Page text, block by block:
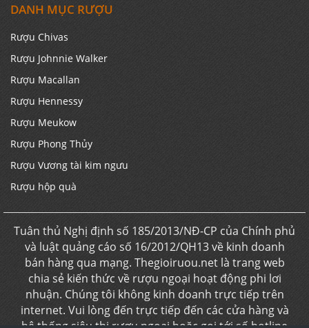
DANH MỤC RƯỢU
Rượu Chivas
Rượu Johnnie Walker
Rượu Macallan
Rượu Hennessy
Rượu Meukow
Rượu Phong Thủy
Rượu Vương tài kim ngưu
Rượu hộp quà
Tuân thủ Nghị định số 185/2013/NĐ-CP của Chính phủ
và luật quảng cáo số 16/2012/QH13 về kinh doanh
bán hàng qua mạng. Thegioiruou.net là trang web
chia sẻ kiến thức về rượu ngoại hoạt động phi lơi
nhuận. Chúng tôi không kinh doanh trực tiếp trên
internet. Vui lòng đến trực tiếp đến các cửa hàng và